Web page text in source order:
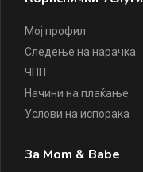
Мој профил
Следење на нарачка
ЧПП
Начини на плаќање
Услови на испорака
За Mom & Babe